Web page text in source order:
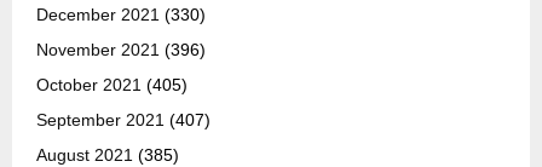
December 2021 (330)
November 2021 (396)
October 2021 (405)
September 2021 (407)
August 2021 (385)